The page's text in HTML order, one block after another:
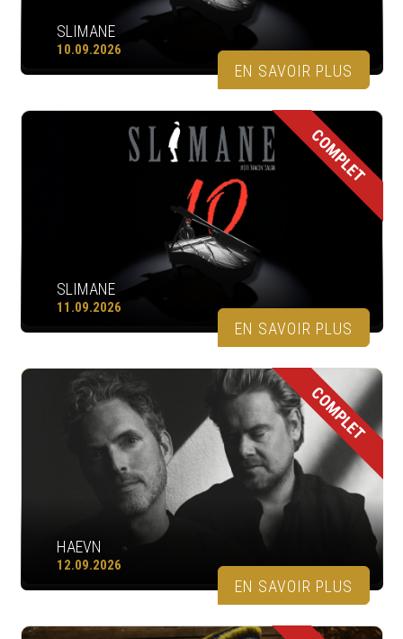
SLIMANE
10.09.2026
EN SAVOIR PLUS
COMPLET
SLIMANE
11.09.2026
EN SAVOIR PLUS
COMPLET
HAEVN
12.09.2026
EN SAVOIR PLUS